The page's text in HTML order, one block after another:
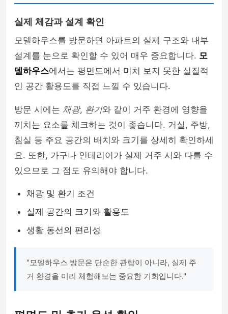
실제 체감과 설계 확인
모델하우스를 방문하면 아파트의 실제 구조와 내부
설계를 눈으로 확인할 수 있어 매우 중요합니다. 모
델하우스에서는 평면도에서 미처 보지 못한 실질적
인 공간 활용도를 직접 느낄 수 있습니다.
방문 시에는 채광, 환기와 같이 거주 환경에 영향을
끼치는 요소를 체크하는 것이 좋습니다. 거실, 주방,
침실 등 주요 공간의 배치와 크기를 상세히 확인하세
요. 또한, 가구나 인테리어가 실제 거주 시와 다를 수
있으므로 그 점도 유의해야 합니다.
채광 및 환기 조건
실제 공간의 크기와 활용도
생활 동선의 편리성
"모델하우스 방문은 단순한 관람이 아니라, 실제 주
거 환경을 미리 체험해보는 중요한 기회입니다."